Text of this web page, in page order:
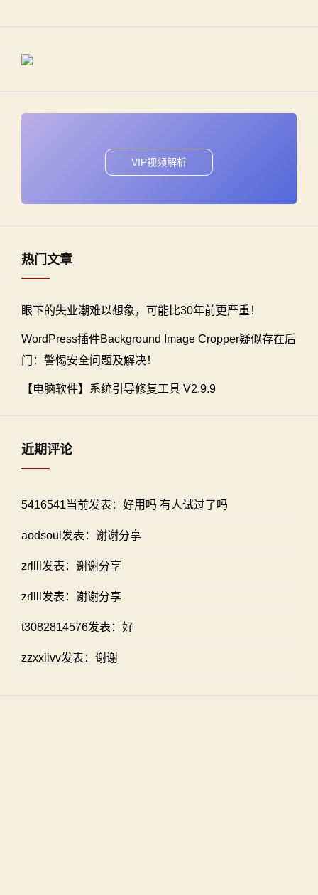
VIP视频解析
热门文章
眼下的失业潮难以想象，可能比30年前更严重！
WordPress插件Background Image Cropper疑似存在后
门：警惕安全问题及解决！
【电脑软件】系统引导修复工具 V2.9.9
近期评论
5416541当前发表：好用吗 有人试过了吗
aodsoul发表：谢谢分享
zrllll发表：谢谢分享
zrllll发表：谢谢分享
t3082814576发表：好
zzxxiivv发表：谢谢